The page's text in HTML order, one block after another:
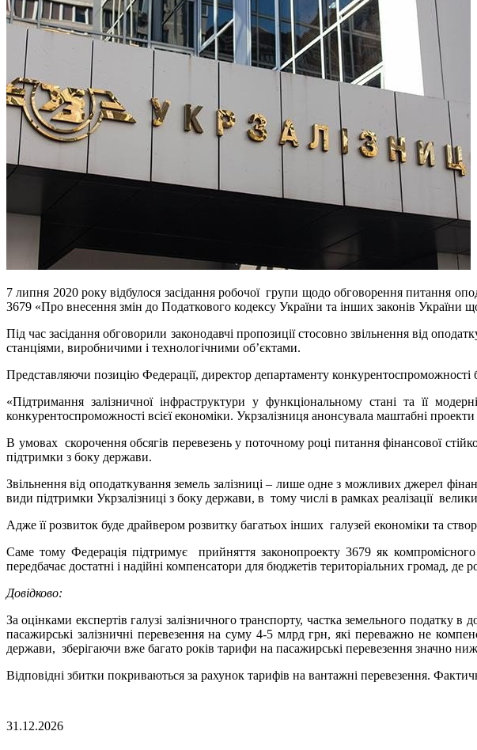
7 липня 2020 року відбулося засідання робочої групи щодо обговорення питання
3679 «Про внесення змін до Податкового кодексу України та інших законів України
Під час засідання обговорили законодавчі пропозиції стосовно звільнення від
станціями, виробничими і технологічними об’єктами.
Представляючи позицію Федерації, директор департаменту конкурентоспроможності
«Підтримання залізничної інфраструктури у функціональному стані та її
конкурентоспроможності всієї економіки. Укрзалізниця анонсувала маштабні
В умовах скорочення обсягів перевезень у поточному році питання фінансової
підтримки з боку держави.
Звільнення від оподаткування земель залізниці – лише одне з можливих джерел
види підтримки Укрзалізниці з боку держави, в тому числі в рамках реалізації
Адже її розвиток буде драйвером розвитку багатьох інших галузей економіки та
Саме тому Федерація підтримує прийняття законопроекту 3679 як
передбачає достатні і надійні компенсатори для бюджетів територіальних громад, де
Довідково:
За оцінками експертів галузі залізничного транспорту, частка земельного
пасажирські залізничні перевезення на суму 4-5 млрд грн, які переважно не
держави, зберігаючи вже багато років тарифи на пасажирські перевезення значно
Відповідні збитки покриваються за рахунок тарифів на вантажні перевезення.
31.12.2026